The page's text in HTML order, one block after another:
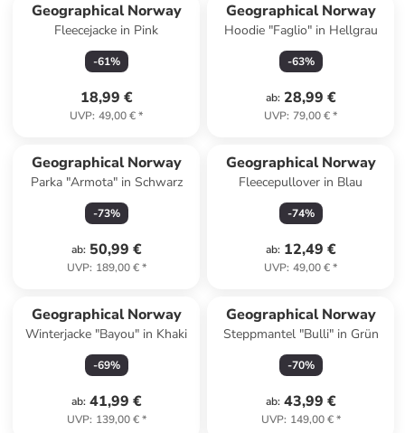
Geographical Norway
Fleecejacke in Pink
-61%
18,99 €
UVP: 49,00 €*
Geographical Norway
Hoodie "Faglio" in Hellgrau
-63%
ab: 28,99 €
UVP: 79,00 €*
Geographical Norway
Parka "Armota" in Schwarz
-73%
ab: 50,99 €
UVP: 189,00 €*
Geographical Norway
Fleecepullover in Blau
-74%
ab: 12,49 €
UVP: 49,00 €*
Geographical Norway
Winterjacke "Bayou" in Khaki
-69%
ab: 41,99 €
UVP: 139,00 €*
Geographical Norway
Steppmantel "Bulli" in Grün
-70%
ab: 43,99 €
UVP: 149,00 €*